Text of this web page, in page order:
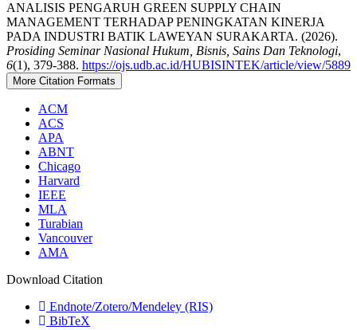
ANALISIS PENGARUH GREEN SUPPLY CHAIN
MANAGEMENT TERHADAP PENINGKATAN KINERJA
PADA INDUSTRI BATIK LAWEYAN SURAKARTA. (2026).
Prosiding Seminar Nasional Hukum, Bisnis, Sains Dan Teknologi,
6(1), 379-388. https://ojs.udb.ac.id/HUBISINTEK/article/view/5889
More Citation Formats
ACM
ACS
APA
ABNT
Chicago
Harvard
IEEE
MLA
Turabian
Vancouver
AMA
Download Citation
Endnote/Zotero/Mendeley (RIS)
BibTeX